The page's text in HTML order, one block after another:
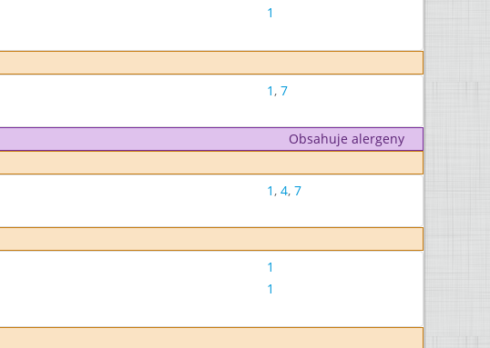
1
1, 7
Obsahuje alergeny
1, 4, 7
1
1